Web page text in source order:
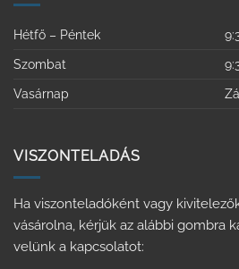
Hétfő – Péntek
Szombat
Vasárnap
VISZONTELADÁS
Ha viszonteladóként vagy
vásárolna, kérjük az alábbi gombra
velünk a kapcsolatot: